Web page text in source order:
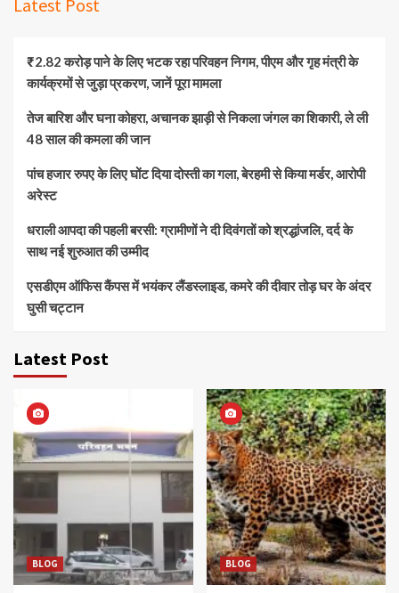
Latest Post
₹2.82 करोड़ पाने के लिए भटक रहा परिवहन निगम, पीएम और गृह मंत्री के
कार्यक्रमों से जुड़ा प्रकरण, जानें पूरा मामला
तेज बारिश और घना कोहरा, अचानक झाड़ी से निकला जंगल का शिकारी, ले ली
48 साल की कमला की जान
पांच हजार रुपए के लिए घोंट दिया दोस्ती का गला, बेरहमी से किया मर्डर, आरोपी
अरेस्ट
धराली आपदा की पहली बरसी: ग्रामीणों ने दी दिवंगतों को श्रद्धांजलि, दर्द के
साथ नई शुरुआत की उम्मीद
एसडीएम ऑफिस कैंपस में भयंकर लैंडस्लाइड, कमरे की दीवार तोड़ घर के अंदर
घुसी चट्टान
Latest Post
BLOG BLOG